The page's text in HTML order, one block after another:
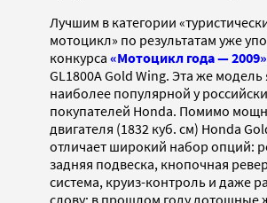
Лучшим в категории
мотоцикл» по результатам уже
конкурса «Мотоцикл года — 2009»
GL1800A Gold Wing. Эта же модель
наиболее популярной у
покупателей Honda. Помимо
двигателя (1832 куб. см) Honda
отличает широкий набор опций:
задняя подвеска, кнопочная
система, круиз-контроль и даже